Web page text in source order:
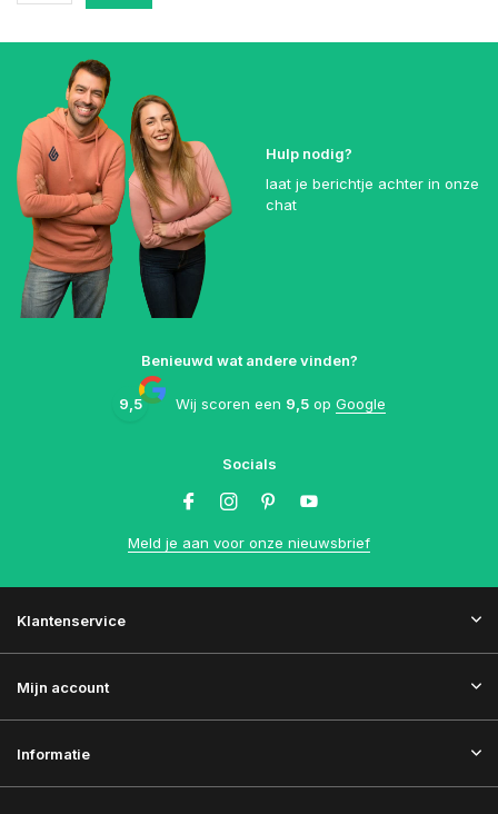
Hulp nodig?
laat je berichtje achter in onze
chat
Benieuwd wat andere vinden?
9,5 Wij scoren een 9,5 op Google
Socials
Meld je aan voor onze nieuwsbrief
Klantenservice
Mijn account
Informatie